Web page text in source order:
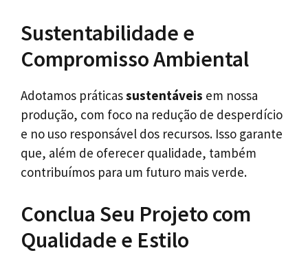
Sustentabilidade e
Compromisso Ambiental
Adotamos práticassustentáveis em nossa
produção, com foco na redução de desperdício
e no uso responsável dos recursos. Isso garante
que, além de oferecer qualidade, também
contribuímos para um futuro mais verde.
Conclua Seu Projeto com
Qualidade e Estilo